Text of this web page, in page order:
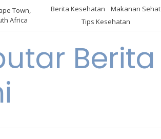
Town,
Africa
Berita Kesehatan
Makanan Sehat
Tips Kesehatan
Berita